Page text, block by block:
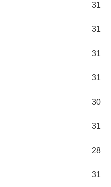
31
31
31
31
30
31
28
31